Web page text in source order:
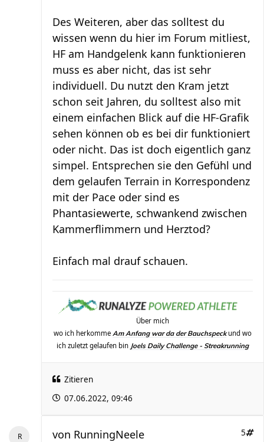
Des Weiteren, aber das solltest du
wissen wenn du hier im Forum mitliest,
HF am Handgelenk kann funktionieren
muss es aber nicht, das ist sehr
individuell. Du nutzt den Kram jetzt
schon seit Jahren, du solltest also mit
einem einfachen Blick auf die HF-Grafik
sehen können ob es bei dir funktioniert
oder nicht. Das ist doch eigentlich ganz
simpel. Entsprechen sie den Gefühl und
dem gelaufen Terrain in Korrespondenz
mit der Pace oder sind es
Phantasiewerte, schwankend zwischen
Kammerflimmern und Herztod?
Einfach mal drauf schauen.
Über mich
wo ich herkomme Am Anfang war da der Bauchspeckund wo
ich zuletzt gelaufen bin Joels Daily Challenge - Streakrunning
Zitieren
07.06.2022, 09:46
5
von RunningNeele